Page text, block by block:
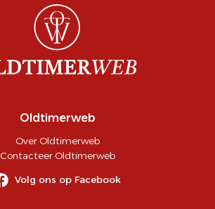
Oldtimerweb
Over Oldtimerweb
Contacteer Oldtimerweb
Volg ons op Facebook